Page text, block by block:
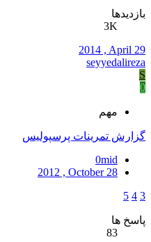
بازدیدها
3K
2014 , April 29
seyyedalireza
S
0
مهم
گزارش تمرینات پرسپولیس
0mid
2012 , October 28
3
4
5
پاسخ ها
83